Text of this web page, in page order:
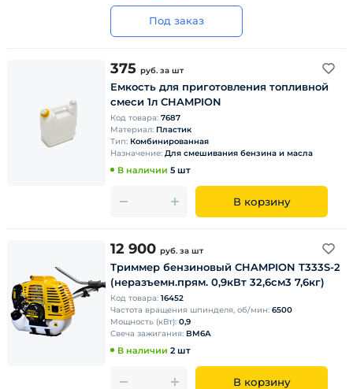
Под заказ
375 руб. за шт
Емкость для приготовления топливной
смеси 1л CHAMPION
Код товара: 7687
Материал: Пластик
Тип: Комбинированная
Назначение: Для смешивания бензина и масла
В наличии 5 шт
В корзину
12 900 руб. за шт
Триммер бензиновый CHAMPION T333S-2
(неразъемн.прям. 0,9кВт 32,6см3 7,6кг)
Код товара: 16452
Частота вращения шпинделя, об/мин: 6500
Мощность (кВт): 0,9
Свеча зажигания: BM6А
В наличии 2 шт
В корзину